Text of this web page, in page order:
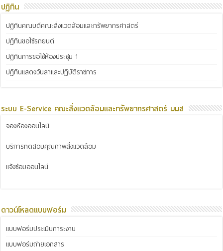
ปฏิทิน
ปฏิทินคณบดีคณะสิ่งแวดล้อมและทรัพยากรศาสตร์
ปฏิทินขอใช้รถยนต์
ปฏิทินการขอใช้ห้องประชุม 1
ปฏิทินแสดงวันลาและปฏิบัติราชการ
ระบบ E-Service คณะสิ่งแวดล้อมและทรัพยากรศาสตร์ มมส
จองห้องออนไลน์
บริการทดสอบคุณภาพสิ่งแวดล้อม
แจ้งซ่อมออนไลน์
ดาวน์โหลดแบบฟอร์ม
แบบฟอร์มประเมินภาระงาน
แบบฟอร์มถ่ายเอกสาร